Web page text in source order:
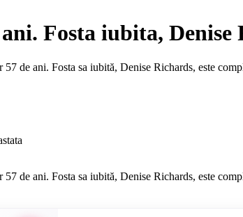
Fosta iubita, Denise
de ani. Fosta sa iubită, Denise Richards, este
de ani. Fosta sa iubită, Denise Richards, este